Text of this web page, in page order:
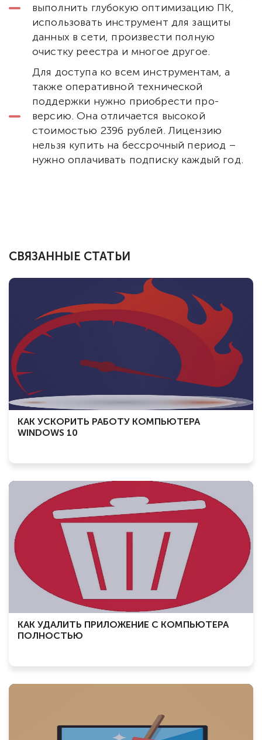
выполнить глубокую оптимизацию ПК,
использовать инструмент для защиты
данных в сети, произвести полную
очистку реестра и многое другое.
Для доступа ко всем инструментам, а
также оперативной технической
поддержки нужно приобрести про-
версию. Она отличается высокой
стоимостью 2396 рублей. Лицензию
нельзя купить на бессрочный период –
нужно оплачивать подписку каждый год.
СВЯЗАННЫЕ СТАТЬИ
КАК УСКОРИТЬ РАБОТУ КОМПЬЮТЕРА
WINDOWS 10
КАК УДАЛИТЬ ПРИЛОЖЕНИЕ С КОМПЬЮТЕРА
ПОЛНОСТЬЮ